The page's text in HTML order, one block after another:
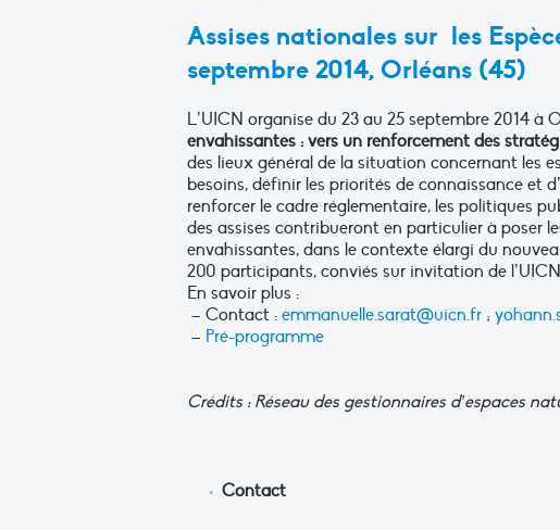
Assises nationales sur les
septembre 2014, Orléans (45)
L’UICN organise du 23 au 25 septembre 2014 à
envahissantes : vers un renforcement des
des lieux général de la situation concernant les
besoins, définir les priorités de connaissance et
renforcer le cadre réglementaire, les politiques
des assises contribueront en particulier à poser
envahissantes, dans le contexte élargi du
200 participants, conviés sur invitation de
En savoir plus :
– Contact : emmanuelle.sarat@uicn.fr ;
– Pré-programme
Crédits : Réseau des gestionnaires d’espaces
Contact